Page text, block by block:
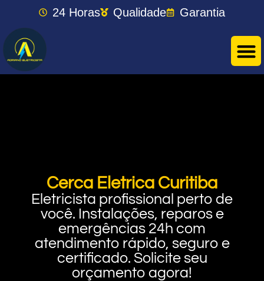
24 Horas Qualidade Garantia
Cerca Eletrica Curitiba
Eletricista profissional perto de
você. Instalações, reparos e
emergências 24h com
atendimento rápido, seguro e
certificado. Solicite seu
orçamento agora!